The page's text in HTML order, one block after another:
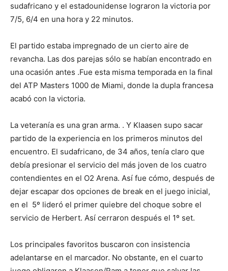
sudafricano y el estadounidense lograron la victoria por
7/5, 6/4 en una hora y 22 minutos.
El partido estaba impregnado de un cierto aire de
revancha. Las dos parejas sólo se habían encontrado en
una ocasión antes .Fue esta misma temporada en la final
del ATP Masters 1000 de Miami, donde la dupla francesa
acabó con la victoria.
La veteranía es una gran arma. . Y Klaasen supo sacar
partido de la experiencia en los primeros minutos del
encuentro. El sudafricano, de 34 años, tenía claro que
debía presionar el servicio del más joven de los cuatro
contendientes en el O2 Arena. Así fue cómo, después de
dejar escapar dos opciones de break en el juego inicial,
en el 5º lideró el primer quiebre del choque sobre el
servicio de Herbert. Así cerraron después el 1º set.
Los principales favoritos buscaron con insistencia
adelantarse en el marcador. No obstante, en el cuarto